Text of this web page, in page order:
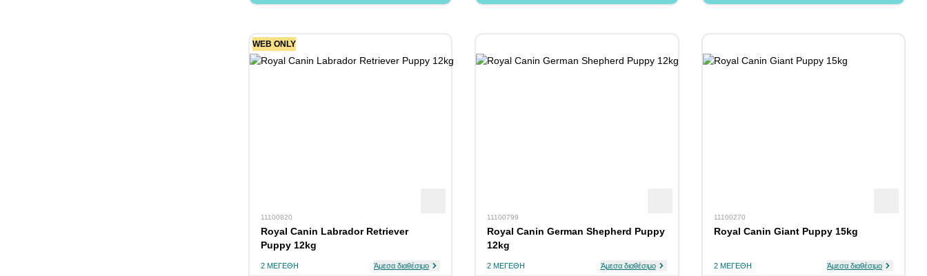
WEB ONLY
11100820
Royal Canin Labrador Retriever
Puppy 12kg
2 ΜΕΓΈΘΗ Άμεσα διαθέσιμο
11100799
Royal Canin German Shepherd Puppy
12kg
2 ΜΕΓΈΘΗ Άμεσα διαθέσιμο
11100270
Royal Canin Giant Puppy 15kg
2 ΜΕΓΈΘΗ Άμεσα διαθέσιμο